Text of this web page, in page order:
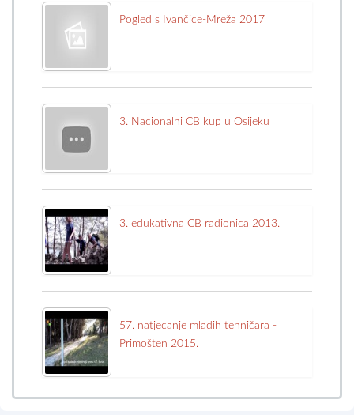
Pogled s Ivančice-Mreža 2017
3. Nacionalni CB kup u Osijeku
3. edukativna CB radionica 2013.
57. natjecanje mladih tehničara -
Primošten 2015.